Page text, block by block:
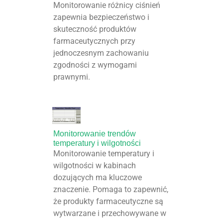
Monitorowanie różnicy ciśnień
zapewnia bezpieczeństwo i
skuteczność produktów
farmaceutycznych przy
jednoczesnym zachowaniu
zgodności z wymogami
prawnymi.
Monitorowanie trendów
temperatury i wilgotności
Monitorowanie temperatury i
wilgotności w kabinach
dozujących ma kluczowe
znaczenie. Pomaga to zapewnić,
że produkty farmaceutyczne są
wytwarzane i przechowywane w